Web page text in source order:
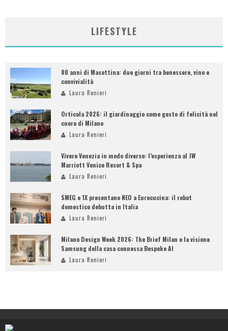
LIFESTYLE
80 anni di Masottina: due giorni tra benessere, vino e
convivialità
Laura Renieri
Orticola 2026: il giardinaggio come gesto di felicità nel
cuore di Milano
Laura Renieri
Vivere Venezia in modo diverso: l’esperienza al JW
Marriott Venice Resort & Spa
Laura Renieri
SMEG e 1X presentano NEO a Eurocucina: il robot
domestico debutta in Italia
Laura Renieri
Milano Design Week 2026: The Brief Milan e la visione
Samsung della casa connessa Bespoke AI
Laura Renieri